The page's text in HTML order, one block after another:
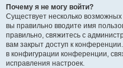
Почему я не могу войти?
Существует несколько
вы правильно вводите имя
правильно, свяжитесь с
вам закрыт доступ к
в конфигурации конференции,
исправления настроек.